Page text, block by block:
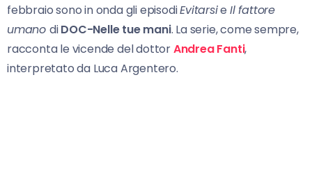
febbraio sono in onda gli episodiEvitarsieIl fattore
umano diDOC-Nelle tue mani. La serie, come sempre,
racconta le vicende del dottorAndrea Fanti,
interpretato da Luca Argentero.